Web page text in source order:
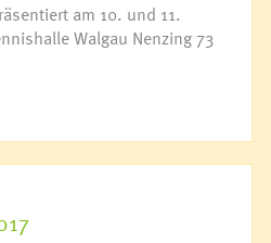
am 10. und 11.
Walgau Nenzing 73